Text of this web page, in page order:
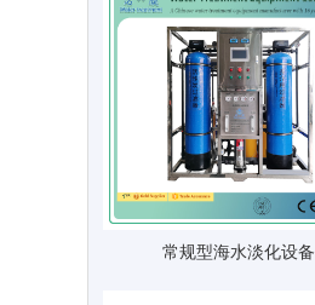
常规型海水淡化设备